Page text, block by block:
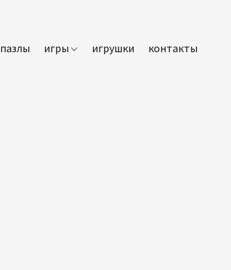
пазлы игры игрушки контакты